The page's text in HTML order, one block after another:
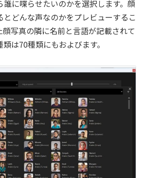
誰に喋らせたいのかを選択します。顔
どんな声なのかをプレビューするこ
顔写真の隣に名前と言語が記載されて
は70種類にもおよびます。